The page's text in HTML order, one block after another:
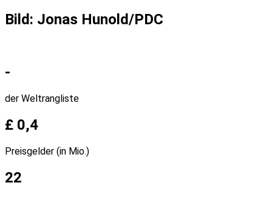
Bild: Jonas Hunold/PDC
-
der Weltrangliste
£ 0,4
Preisgelder (in Mio.)
22